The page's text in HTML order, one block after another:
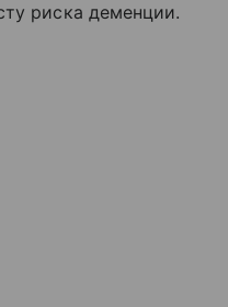
риска деменции.